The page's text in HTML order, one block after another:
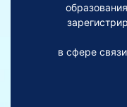
в сфере